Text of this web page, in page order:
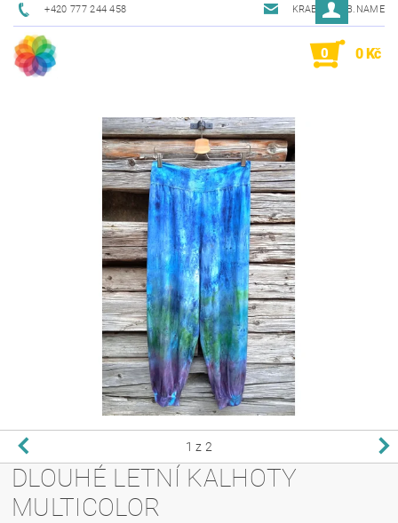
+420 777 244 458 KRAB@KRAB.NAME
0 0 Kč
1 z 2
DLOUHÉ LETNÍ KALHOTY
MULTICOLOR